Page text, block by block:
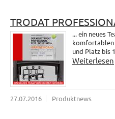
TRODAT
... ein neues
komfortablen
und Platz bis
Weiterlesen
27.07.2016 Produktnews